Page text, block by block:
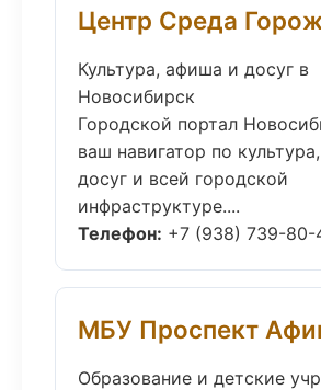
Центр Среда
Культура, афиша и досуг в
Новосибирск
Городской портал
ваш навигатор по
досуг и всей городской
инфраструктуре....
Телефон: +7 (938) 739-80-
МБУ Проспект
Образование и детские